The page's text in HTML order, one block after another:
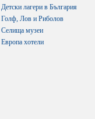
Детски лагери в България
Голф, Лов и Риболов
Селища музеи
Европа хотели